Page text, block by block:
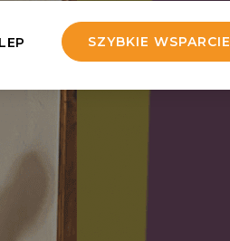
REGULARNIE
nam 5!
efektywnie, przekazując na
5 zł tygodniowo
SZYBKIE WSPARCIE